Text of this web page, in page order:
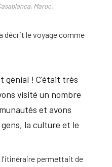
Maroc.
décrit le voyage comme
génial ! C'était très
visité un nombre
et avons
la culture et le
l'itinéraire permettait de